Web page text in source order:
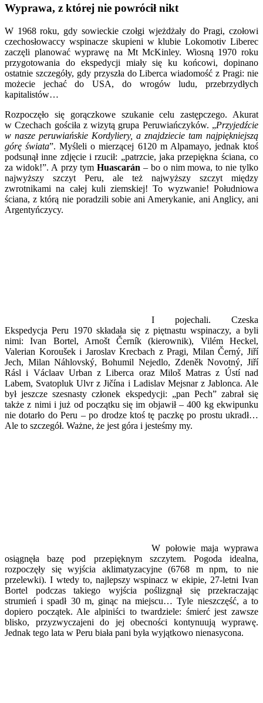
Link
Wyprawa, z której nie powrócił nikt
W 1968 roku, gdy sowieckie czołgi wjeżdżały do Pragi, czołowi
czechosłowaccy wspinacze skupieni w klubie Lokomotiv Liberec
zaczęli planować wyprawę na Mt McKinley. Wiosną 1970 roku
przygotowania do ekspedycji miały się ku końcowi, dopinano
ostatnie szczegóły, gdy przyszła do Liberca wiadomość z Pragi: nie
możecie jechać do USA, do wrogów ludu, przebrzydłych
kapitalistów…
Rozpoczęło się gorączkowe szukanie celu zastępczego. Akurat
w Czechach gościła z wizytą grupa Peruwiańczyków. „Przyjedźcie
w nasze peruwiańskie Kordyliery, a znajdziecie tam najpiękniejszą
górę świata”. Myśleli o mierzącej 6120 m Alpamayo, jednak ktoś
podsunął inne zdjęcie i rzucił: „patrzcie, jaka przepiękna ściana, co
za widok!”. A przy tymHuascarán – bo o nim mowa, to nie tylko
najwyższy szczyt Peru, ale też najwyższy szczyt między
zwrotnikami na całej kuli ziemskiej! To wyzwanie! Południowa
ściana, z którą nie poradzili sobie ani Amerykanie, ani Anglicy, ani
Argentyńczycy.
I pojechali. Czeska
Ekspedycja Peru 1970 składała się z piętnastu wspinaczy, a byli
nimi: Ivan Bortel, Arnošt Černík (kierownik), Vilém Heckel,
Valerian Koroušek i Jaroslav Krecbach z Pragi, Milan Černý, Jiří
Jech, Milan Náhlovský, Bohumil Nejedlo, Zdeněk Novotný, Jiří
Rásl i Václaav Urban z Liberca oraz Miloš Matras z Ústí nad
Labem, Svatopluk Ulvr z Jičína i Ladislav Mejsnar z Jablonca. Ale
był jeszcze szesnasty członek ekspedycji: „pan Pech” zabrał się
także z nimi i już od początku się im objawił – 400 kg ekwipunku
nie dotarło do Peru – po drodze ktoś tę paczkę po prostu ukradł…
Ale to szczegół. Ważne, że jest góra i jesteśmy my.
W połowie maja wyprawa
osiągnęła bazę pod przepięknym szczytem. Pogoda idealna,
rozpoczęły się wyjścia aklimatyzacyjne (6768 m npm, to nie
przelewki). I wtedy to, najlepszy wspinacz w ekipie, 27-letni Ivan
Bortel podczas takiego wyjścia poślizgnął się przekraczając
strumień i spadł 30 m, ginąc na miejscu… Tyle nieszczęść, a to
dopiero początek. Ale alpiniści to twardziele: śmierć jest zawsze
blisko, przyzwyczajeni do jej obecności kontynuują wyprawę.
Jednak tego lata w Peru biała pani była wyjątkowo nienasycona.